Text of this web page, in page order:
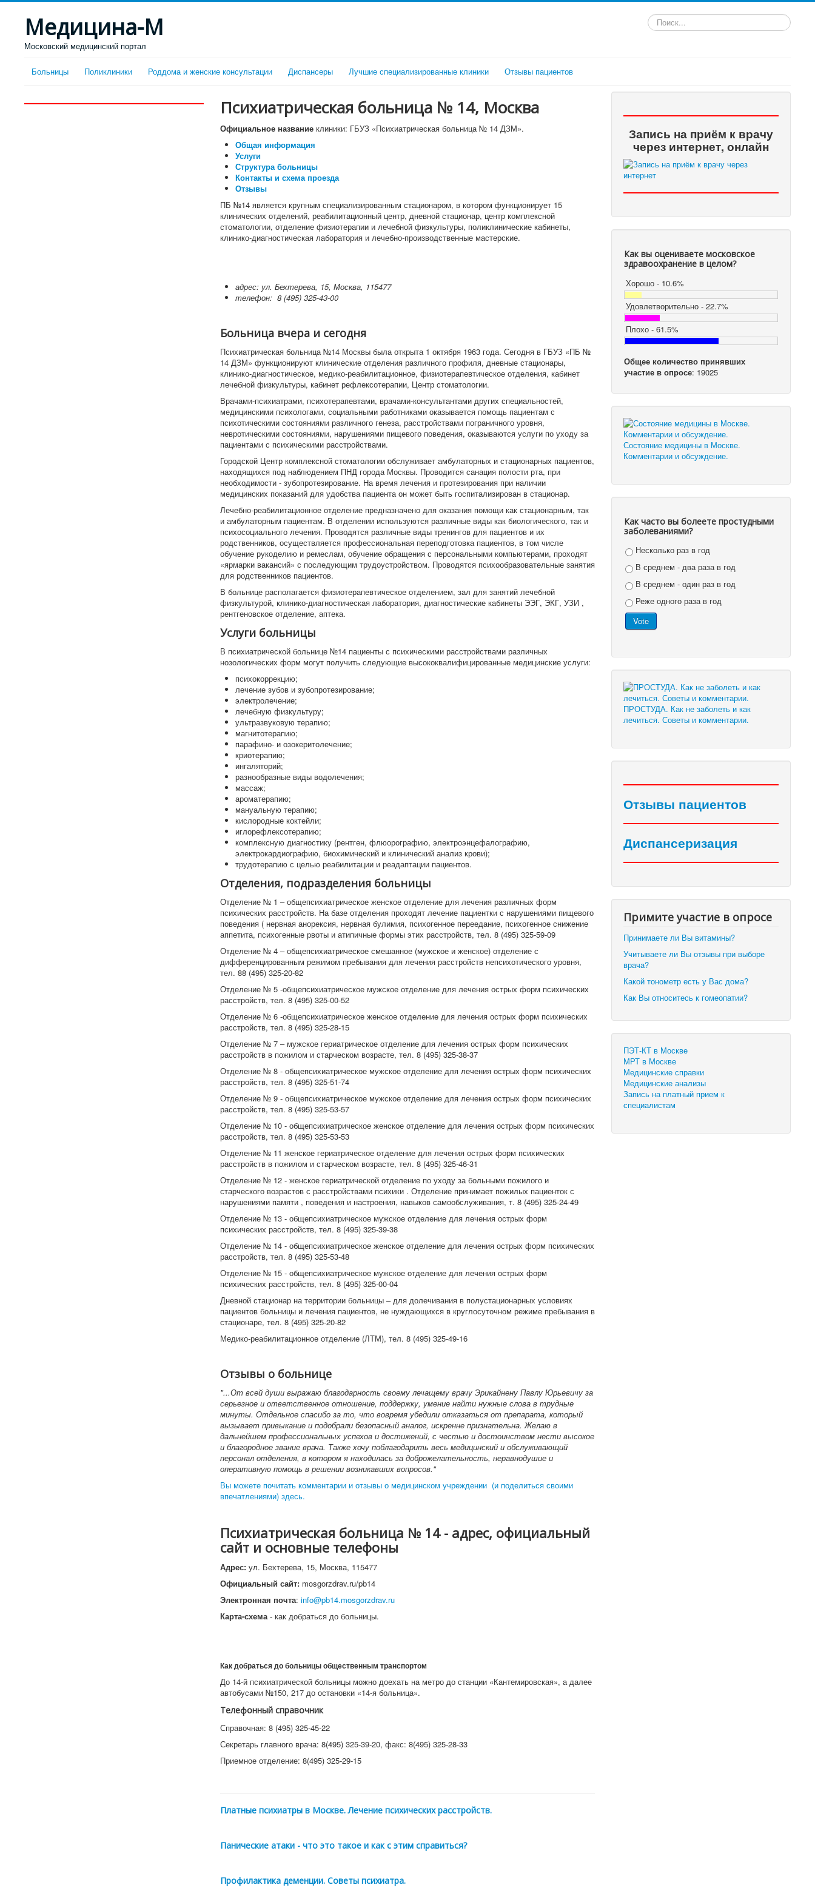
Медицина-М
Московский медицинский портал
Искать...
Больницы Поликлиники Роддома и женские консультации Диспансеры Лучшие специализированные клиники Отзывы пациентов
Психиатрическая больница № 14, Москва
Официальное названиеклиники: ГБУЗ «Психиатрическая больница № 14 ДЗМ».
Общая информация
Услуги
Структура больницы
Контакты и схема проезда
Отзывы
ПБ №14 является крупным специализированным стационаром, в котором функционирует 15
клинических отделений, реабилитационный центр, дневной стационар, центр комплексной
стоматологии, отделение физиотерапии и лечебной физкультуры, поликлинические кабинеты,
клинико-диагностическая лаборатория и лечебно-производственные мастерские.
адрес: ул. Бехтерева, 15, Москва, 115477
телефон: 8 (495) 325-43-00
Больница вчера и сегодня
Психиатрическая больница №14 Москвы была открыта 1 октября 1963 года. Сегодня в ГБУЗ «ПБ №
14 ДЗМ» функционируют клинические отделения различного профиля, дневные стационары,
клинико-диагностическое, медико-реабилитационное, физиотерапевтическое отделения, кабинет
лечебной физкультуры, кабинет рефлексотерапии, Центр стоматологии.
Врачами-психиатрами, психотерапевтами, врачами-консультантами других специальностей,
медицинскими психологами, социальными работниками оказывается помощь пациентам с
психотическими состояниями различного генеза, расстройствами пограничного уровня,
невротическими состояниями, нарушениями пищевого поведения, оказываются услуги по уходу за
пациентами с психическими расстройствами.
Городской Центр комплексной стоматологии обслуживает амбулаторных и стационарных пациентов,
находящихся под наблюдением ПНД города Москвы. Проводится санация полости рта, при
необходимости - зубопротезирование. На время лечения и протезирования при наличии
медицинских показаний для удобства пациента он может быть госпитализирован в стационар.
Лечебно-реабилитационное отделение предназначено для оказания помощи как стационарным, так
и амбулаторным пациентам. В отделении используются различные виды как биологического, так и
психосоциального лечения. Проводятся различные виды тренингов для пациентов и их
родственников, осуществляется профессиональная переподготовка пациентов, в том числе
обучение рукоделию и ремеслам, обучение обращения с персональными компьютерами, проходят
«ярмарки вакансий» с последующим трудоустройством. Проводятся психообразовательные занятия
для родственников пациентов.
В больнице располагается физиотерапевтическое отделением, зал для занятий лечебной
физкультурой, клинико-диагностическая лаборатория, диагностические кабинеты ЭЭГ, ЭКГ, УЗИ ,
рентгеновское отделение, аптека.
Услуги больницы
В психиатрической больнице №14 пациенты с психическими расстройствами различных
нозологических форм могут получить следующие высококвалифицированные медицинские услуги:
психокоррекцию;
лечение зубов и зубопротезирование;
электролечение;
лечебную физкультуру;
ультразвуковую терапию;
магнитотерапию;
парафино- и озокеритолечение;
криотерапию;
ингаляторий;
разнообразные виды водолечения;
массаж;
ароматерапию;
мануальную терапию;
кислородные коктейли;
иглорефлексотерапию;
комплексную диагностику (рентген, флюорографию, электроэнцефалографию,
электрокардиографию, биохимический и клинический анализ крови);
трудотерапию с целью реабилитации и реадаптации пациентов.
Отделения, подразделения больницы
Отделение № 1 – общепсихиатрическое женское отделение для лечения различных форм
психических расстройств. На базе отделения проходят лечение пациентки с нарушениями пищевого
поведения ( нервная анорексия, нервная булимия, психогенное переедание, психогенное снижение
аппетита, психогенные рвоты и атипичные формы этих расстройств, тел. 8 (495) 325-59-09
Отделение № 4 – общепсихиатрическое смешанное (мужское и женское) отделение с
дифференцированным режимом пребывания для лечения расстройств непсихотического уровня,
тел. 88 (495) 325-20-82
Отделение № 5 -общепсихиатрическое мужское отделение для лечения острых форм психических
расстройств, тел. 8 (495) 325-00-52
Отделение № 6 -общепсихиатрическое женское отделение для лечения острых форм психических
расстройств, тел. 8 (495) 325-28-15
Отделение № 7 – мужское гериатрическое отделение для лечения острых форм психических
расстройств в пожилом и старческом возрасте, тел. 8 (495) 325-38-37
Отделение № 8 - общепсихиатрическое мужское отделение для лечения острых форм психических
расстройств, тел. 8 (495) 325-51-74
Отделение № 9 - общепсихиатрическое мужское отделение для лечения острых форм психических
расстройств, тел. 8 (495) 325-53-57
Отделение № 10 - общепсихиатрическое женское отделение для лечения острых форм психических
расстройств, тел. 8 (495) 325-53-53
Отделение № 11 женское гериатрическое отделение для лечения острых форм психических
расстройств в пожилом и старческом возрасте, тел. 8 (495) 325-46-31
Отделение № 12 - женское гериатрической отделение по уходу за больными пожилого и
старческого возрастов с расстройствами психики . Отделение принимает пожилых пациенток с
нарушениями памяти , поведения и настроения, навыков самообслуживания, т. 8 (495) 325-24-49
Отделение № 13 - общепсихиатрическое мужское отделение для лечения острых форм
психических расстройств, тел. 8 (495) 325-39-38
Отделение № 14 - общепсихиатрическое женское отделение для лечения острых форм психических
расстройств, тел. 8 (495) 325-53-48
Отделение № 15 - общепсихиатрическое мужское отделение для лечения острых форм
психических расстройств, тел. 8 (495) 325-00-04
Дневной стационар на территории больницы – для долечивания в полустационарных условиях
пациентов больницы и лечения пациентов, не нуждающихся в круглосуточном режиме пребывания в
стационаре, тел. 8 (495) 325-20-82
Медико-реабилитационное отделение (ЛТМ), тел. 8 (495) 325-49-16
Отзывы о больнице
"...От всей души выражаю благодарность своему лечащему врачу Эрикайнену Павлу Юрьевичу за
серьезное и ответственное отношение, поддержку, умение найти нужные слова в трудные
минуты. Отдельное спасибо за то, что вовремя убедили отказаться от препарата, который
вызывает привыкание и подобрали безопасный аналог, искренне признательна. Желаю в
дальнейшем профессиональных успехов и достижений, с честью и достоинством нести высокое
и благородное звание врача. Также хочу поблагодарить весь медицинский и обслуживающий
персонал отделения, в котором я находилась за доброжелательность, неравнодушие и
оперативную помощь в решении возникавших вопросов."
Вы можете почитать комментарии и отзывы о медицинском учреждении (и поделиться своими
впечатлениями) здесь.
Психиатрическая больница № 14 - адрес, официальный
сайт и основные телефоны
Адрес: ул. Бехтерева, 15, Москва, 115477
Официальный сайт: mosgorzdrav.ru/pb14
Электронная почта: info@pb14.mosgorzdrav.ru
Карта-схема- как добраться до больницы.
Как добраться до больницы общественным транспортом
До 14-й психиатрической больницы можно доехать на метро до станции «Кантемировская», а далее
автобусами №150, 217 до остановки «14-я больница».
Телефонный справочник
Справочная: 8 (495) 325-45-22
Секретарь главного врача: 8(495) 325-39-20, факс: 8(495) 325-28-33
Приемное отделение: 8(495) 325-29-15
Платные психиатры в Москве. Лечение психических расстройств.
Панические атаки - что это такое и как с этим справиться?
Профилактика деменции. Советы психиатра.
Запись на приём к врачу
через интернет, онлайн
Как вы оцениваете московское
здравоохранение в целом?
Хорошо - 10.6%
Удовлетворительно - 22.7%
Плохо - 61.5%
Общее количество принявших
участие в опросе: 19025
Состояние медицины в Москве.
Комментарии и обсуждение.
Как часто вы болеете простудными
заболеваниями?
Несколько раз в год
В среднем - два раза в год
В среднем - один раз в год
Реже одного раза в год
ПРОСТУДА. Как не заболеть и как
лечиться. Советы и комментарии.
Отзывы пациентов
Диспансеризация
Примите участие в опросе
Принимаете ли Вы витамины?
Учитываете ли Вы отзывы при выборе
врача?
Какой тонометр есть у Вас дома?
Как Вы относитесь к гомеопатии?
ПЭТ-КТ в Москве
МРТ в Москве
Медицинские справки
Медицинские анализы
Запись на платный прием к
специалистам